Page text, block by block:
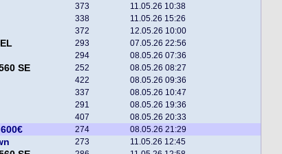
373 11.05.26 10:38
338 11.05.26 15:26
372 12.05.26 10:00
293 07.05.26 22:56
294 08.05.26 07:36
SE 252 08.05.26 08:27
422 08.05.26 09:36
337 08.05.26 10:47
291 08.05.26 19:36
407 08.05.26 20:33
274 08.05.26 21:29
273 11.05.26 12:45